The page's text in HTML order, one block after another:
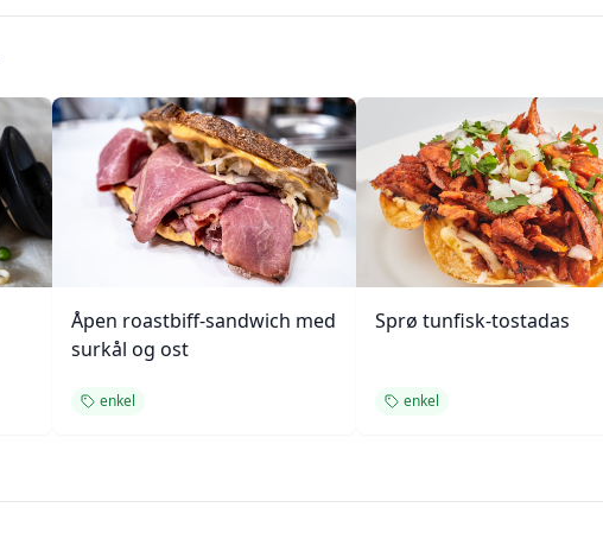
Åpen roastbiff-sandwich med
surkål og ost
enkel
Sprø tunfisk-tostadas
enkel